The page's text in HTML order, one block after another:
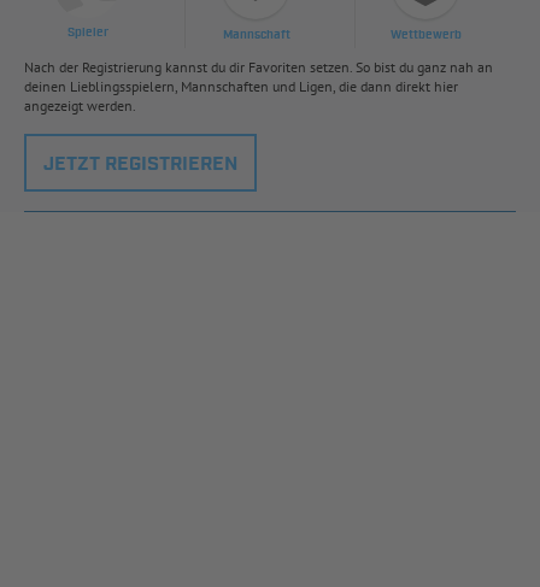
Spieler Mannschaft Wettbewerb
Nach der Registrierung kannst du dir Favoriten setzen. So bist du ganz nah an
deinen Lieblingsspielern, Mannschaften und Ligen, die dann direkt hier
angezeigt werden.
JETZT REGISTRIEREN